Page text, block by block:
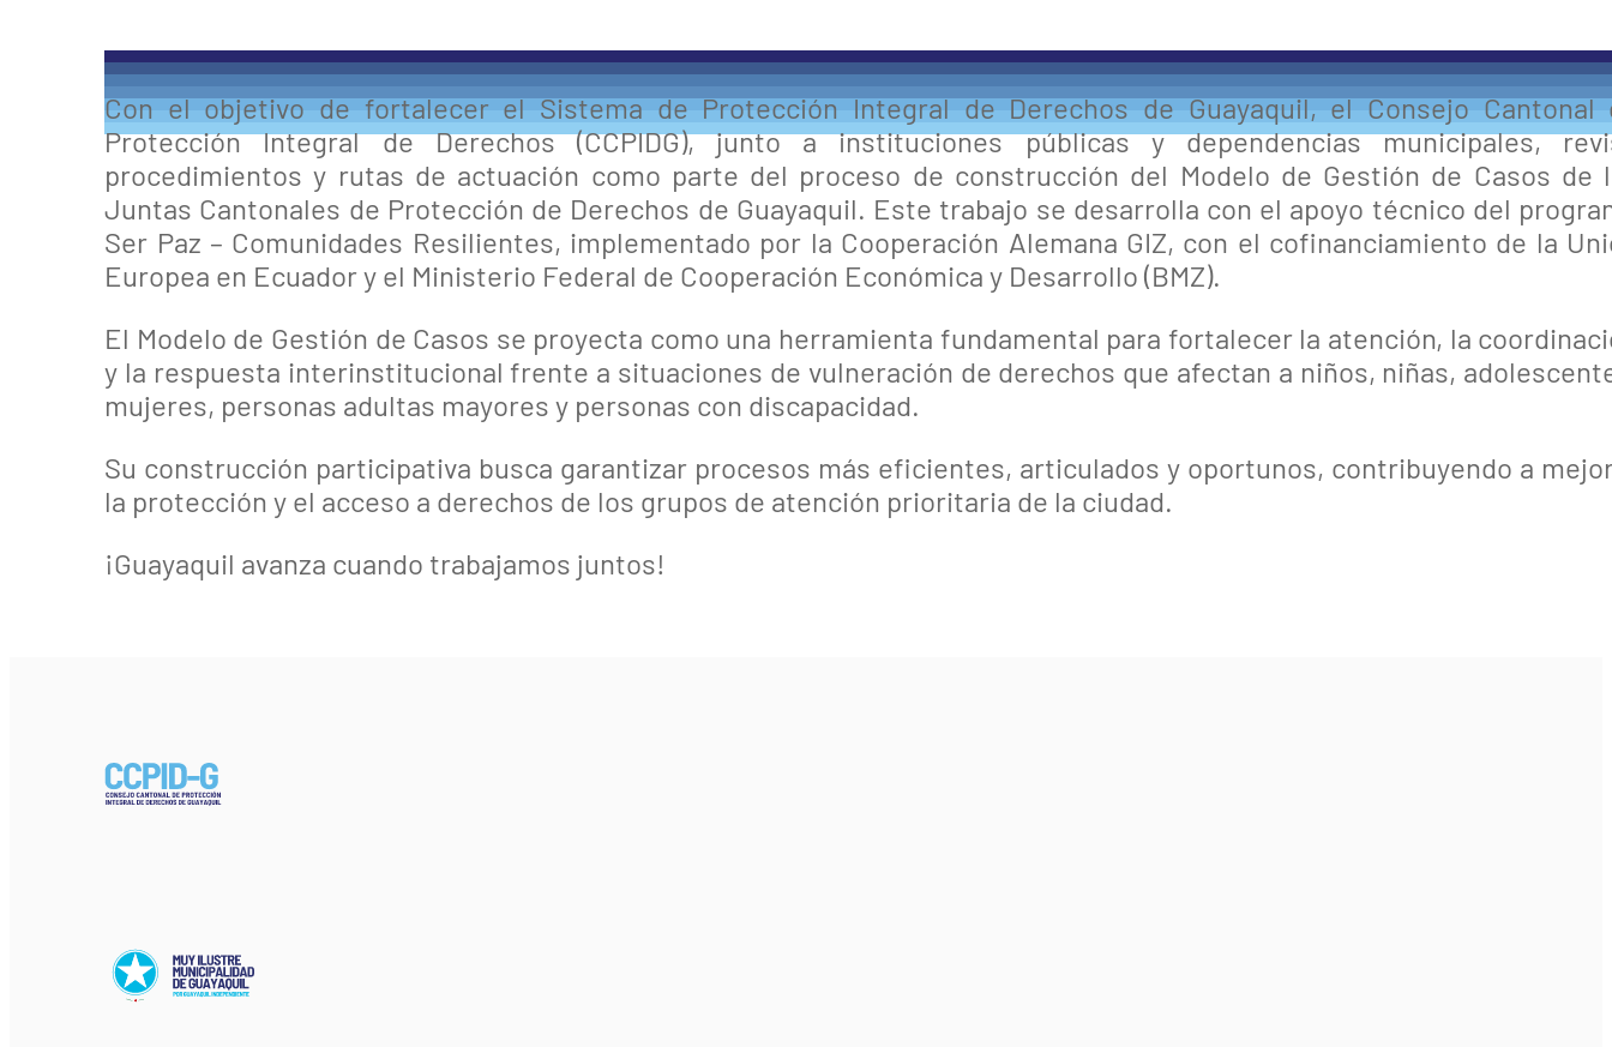
Con el objetivo de fortalecer el Sistema de Protección Integral de Derechos de Guayaquil, el Consejo Cantonal
Protección Integral de Derechos (CCPIDG), junto a instituciones públicas y dependencias municipales,
procedimientos y rutas de actuación como parte del proceso de construcción del Modelo de Gestión de Casos de
Juntas Cantonales de Protección de Derechos de Guayaquil. Este trabajo se desarrolla con el apoyo técnico del
Ser Paz – Comunidades Resilientes, implementado por la Cooperación Alemana GIZ, con el cofinanciamiento de la
Europea en Ecuador y el Ministerio Federal de Cooperación Económica y Desarrollo (BMZ).
El Modelo de Gestión de Casos se proyecta como una herramienta fundamental para fortalecer la atención, la
y la respuesta interinstitucional frente a situaciones de vulneración de derechos que afectan a niños, niñas,
mujeres, personas adultas mayores y personas con discapacidad.
Su construcción participativa busca garantizar procesos más eficientes, articulados y oportunos, contribuyendo a
la protección y el acceso a derechos de los grupos de atención prioritaria de la ciudad.
¡Guayaquil avanza cuando trabajamos juntos!